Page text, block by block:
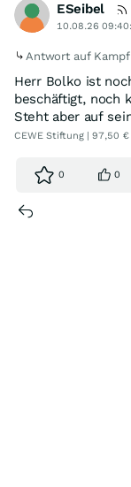
ESeibel
10.08.26
Antwort auf
Herr Bolko ist
beschäftigt, noch
Steht aber auf
CEWE Stiftung | 97,50 €
0 0